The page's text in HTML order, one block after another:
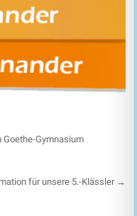
Goethe-Gymnasium
für unsere 5.-Klässler →